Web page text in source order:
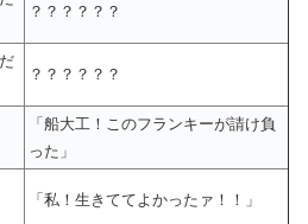
？？？？？？
？？？？？？
「船大工！このフランキーが請け負
った」
「私！生きててよかったァ！！」